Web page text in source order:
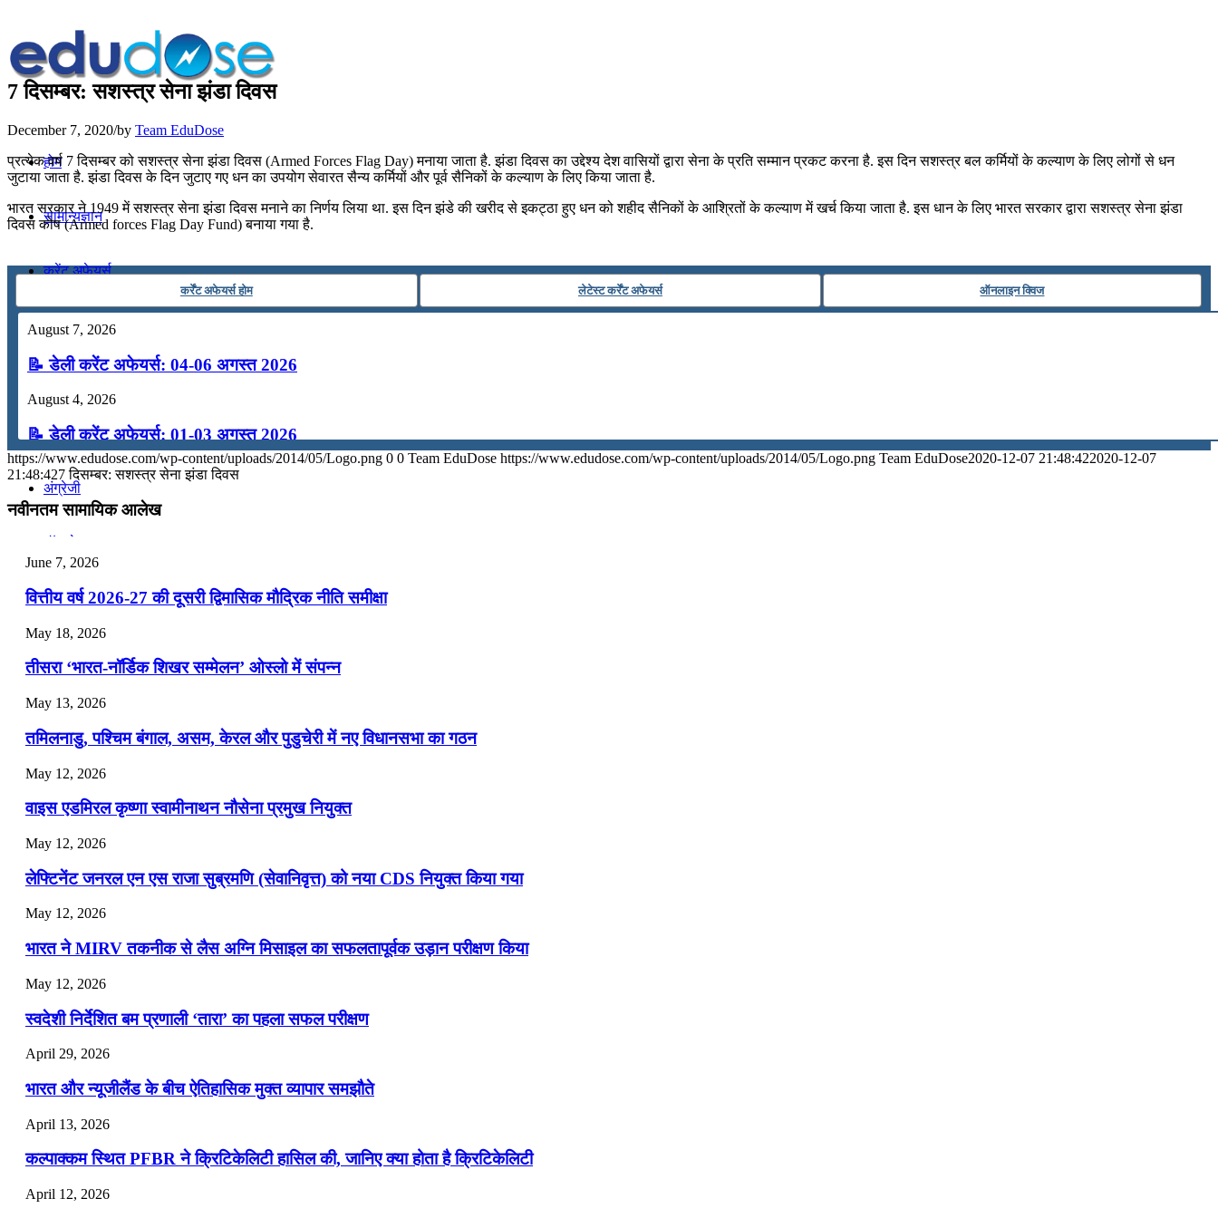
होम
सामान्यज्ञान
करेंट अफेयर्स
गणित
कंप्यूटर
अंग्रेजी
टुडेज जीके
7 दिसम्बर: सशस्त्र सेना झंडा दिवस
December 7, 2020/by Team EduDose
प्रत्येक वर्ष 7 दिसम्बर को सशस्त्र सेना झंडा दिवस (Armed Forces Flag Day) मनाया जाता है. झंडा दिवस का उद्देश्य देश वासियों द्वारा सेना के प्रति सम्मान प्रकट करना है. इस दिन सशस्‍त्र बल कर्मियों के कल्‍याण के लिए लोगों से धन
जुटाया जाता है. झंडा दिवस के दिन जुटाए गए धन का उपयोग सेवारत सैन्‍य कर्मियों और पूर्व सैनिकों के कल्‍याण के लिए किया जाता है.
भारत सरकार ने 1949 में सशस्त्र सेना झंडा दिवस मनाने का निर्णय लिया था. इस दिन झंडे की खरीद से इकट्ठा हुए धन को शहीद सैनिकों के आश्रितों के कल्याण में खर्च किया जाता है. इस धान के लिए भारत सरकार द्वारा सशस्त्र सेना झंडा
दिवस कोष (Armed forces Flag Day Fund) बनाया गया है.
कर्रेंट अफेयर्स होम लेटेस्ट कर्रेंट अफेयर्स ऑनलाइन क्विज
August 7, 2026
📝 डेली करेंट अफेयर्स: 04-06 अगस्त 2026
August 4, 2026
📝 डेली करेंट अफेयर्स: 01-03 अगस्त 2026
July 31, 2026
📝 डेली करेंट अफेयर्स: 28-31 जुलाई 2026
July 28, 2026
📝 डेली करेंट अफेयर्स: 25-27 जुलाई 2026
July 25, 2026
📝 डेली करेंट अफेयर्स: 22-24 जुलाई 2026
July 22, 2026
📝 डेली करेंट अफेयर्स: 19-21 जुलाई 2026
July 19, 2026
📝 डेली करेंट अफेयर्स: 16-18 जुलाई 2026
https://www.edudose.com/wp-content/uploads/2014/05/Logo.png 0 0 Team EduDose https://www.edudose.com/wp-content/uploads/2014/05/Logo.png Team EduDose2020-12-07 21:48:422020-12-07
21:48:427 दिसम्बर: सशस्त्र सेना झंडा दिवस
नवीनतम सामायिक आलेख
June 7, 2026
वित्तीय वर्ष 2026-27 की दूसरी द्विमासिक मौद्रिक नीति समीक्षा
May 18, 2026
तीसरा ‘भारत-नॉर्डिक शिखर सम्मेलन’ ओस्लो में संपन्न
May 13, 2026
तमिलनाडु, पश्चिम बंगाल, असम, केरल और पुडुचेरी में नए विधानसभा का गठन
May 12, 2026
वाइस एडमिरल कृष्णा स्वामीनाथन नौसेना प्रमुख नियुक्त
May 12, 2026
लेफ्टिनेंट जनरल एन एस राजा सुब्रमणि (सेवानिवृत्त) को नया CDS नियुक्त किया गया
May 12, 2026
भारत ने MIRV तकनीक से लैस अग्नि मिसाइल का सफलतापूर्वक उड़ान परीक्षण किया
May 12, 2026
स्वदेशी निर्देशित बम प्रणाली ‘तारा’ का पहला सफल परीक्षण
April 29, 2026
भारत और न्यूजीलैंड के बीच ऐतिहासिक मुक्त व्यापार समझौते
April 13, 2026
कल्पाक्कम स्थित PFBR ने क्रिटिकेलिटी हासिल की, जानिए क्या होता है क्रिटिकेलिटी
April 12, 2026